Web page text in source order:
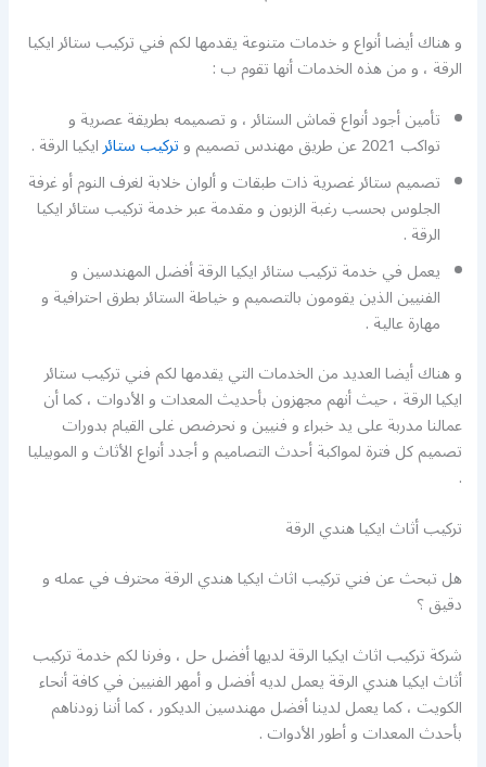
و هناك أيضا أنواع و خدمات متنوعة يقدمها لكم فني تركيب ستائر ايكيا
الرقة ، و من هذه الخدمات أنها تقوم ب :
تأمين أجود أنواع قماش الستائر ، و تصميمه بطريقة عصرية و
تواكب 2021 عن طريق مهندس تصميم و تركيب ستائرايكيا الرقة .
تصميم ستائر غصرية ذات طبقات و ألوان خلابة لغرف النوم أو غرفة
الجلوس بحسب رغبة الزبون و مقدمة عبر خدمة تركيب ستائر ايكيا
الرقة .
يعمل في خدمة تركيب ستائر ايكيا الرقة أفضل المهندسين و
الفنيين الذين يقومون بالتصميم و خياطة الستائر بطرق احترافية و
مهارة عالية .
و هناك أيضا العديد من الخدمات التي يقدمها لكم فني تركيب ستائر
ايكيا الرقة ، حيث أنهم مجهزون بأحديث المعدات و الأدوات ، كما أن
عمالنا مدربة على يد خبراء و فنيين و نحرضص غلى القيام بدورات
تصميم كل فترة لمواكبة أحدث التصاميم و أجدد أنواع الأثاث و الموبيليا
.
تركيب أثاث ايكيا هندي الرقة
هل تبحث عن فني تركيب اثاث ايكيا هندي الرقة محترف في عمله و
دقيق ؟
شركة تركيب اثاث ايكيا الرقة لديها أفضل حل ، وفرنا لكم خدمة تركيب
أثاث ايكيا هندي الرقة يعمل لديه أفضل و أمهر الفنيين في كافة أنحاء
الكويت ، كما يعمل لدينا أفضل مهندسين الديكور ، كما أننا زودناهم
بأحدث المعدات و أطور الأدوات .